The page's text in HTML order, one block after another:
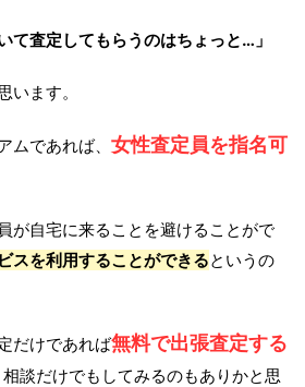
て査定してもらうのはちょっと…」
います。
ムであれば、 女性査定員を指名可
が自宅に来ることを避けることがで
スを利用することができるというの
だけであれば無料で出張査定する
相談だけでもしてみるのもありかと思